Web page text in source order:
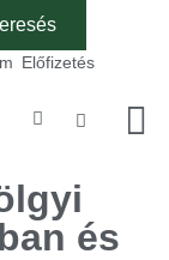
Előfizetés
és